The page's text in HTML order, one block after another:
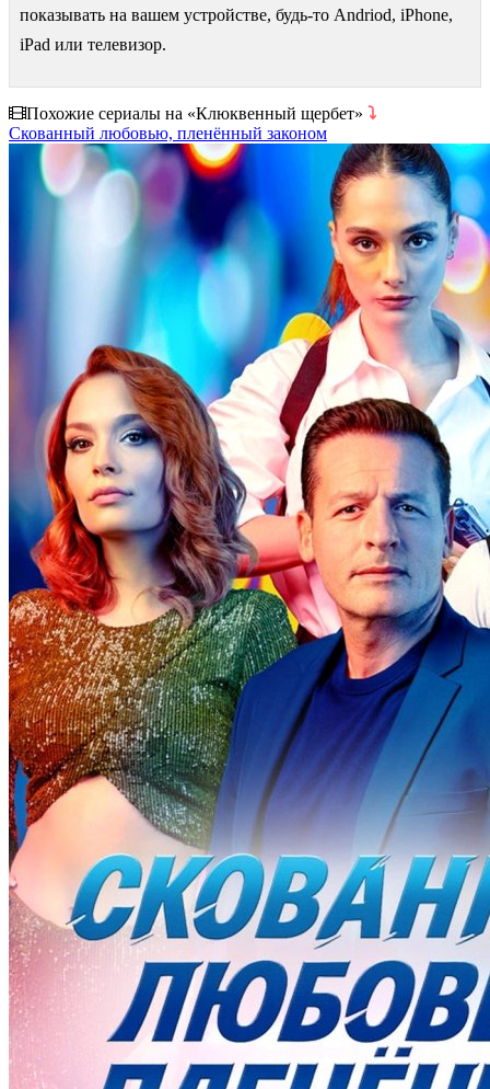
показывать на вашем устройстве, будь-то Andriod, iPhone,
iPad или телевизор.
Похожие сериалы на «Клюквенный щербет» ⤵
Скованный любовью, пленённый законом